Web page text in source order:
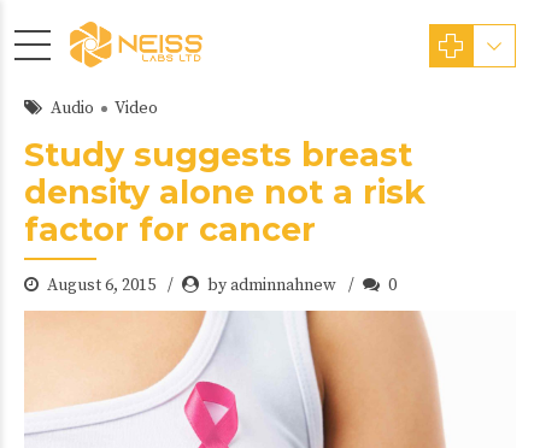
Audio Video
Study suggests breast
density alone not a risk
factor for cancer
August 6, 2015 by adminnahnew 0